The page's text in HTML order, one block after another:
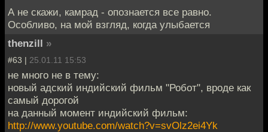
А не скажи, камрад - опознается все равно.
Особливо, на мой взгляд, когда улыбается
thenzill »
#63 | 25.01.11 15:53
не много не в тему:
новый адский индийский фильм "Робот", вроде как
самый дорогой
на данный момент индийский фильм:
http://www.youtube.com/watch?v=svOlz2ei4Yk